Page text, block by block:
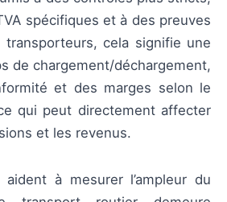
spécifiques et à des preuves
transporteurs, cela signifie une
de chargement/déchargement,
et des marges selon le
qui peut directement affecter
et les revenus.
à mesurer l’ampleur du